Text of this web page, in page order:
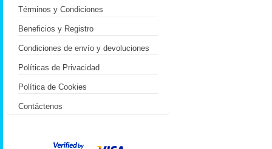
Términos y Condiciones
Beneficios y Registro
Condiciones de envío y devoluciones
Políticas de Privacidad
Política de Cookies
Contáctenos